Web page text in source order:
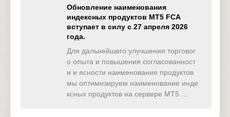
Обновление наименования
индексных продуктов MT5 FCA
вступает в силу с 27 апреля 2026
года.
Для дальнейшего улучшения торговог
о опыта и повышения согласованност
и и ясности наименования продуктов
мы оптимизируем наименование инде
ксных продуктов на сервере MT5 …